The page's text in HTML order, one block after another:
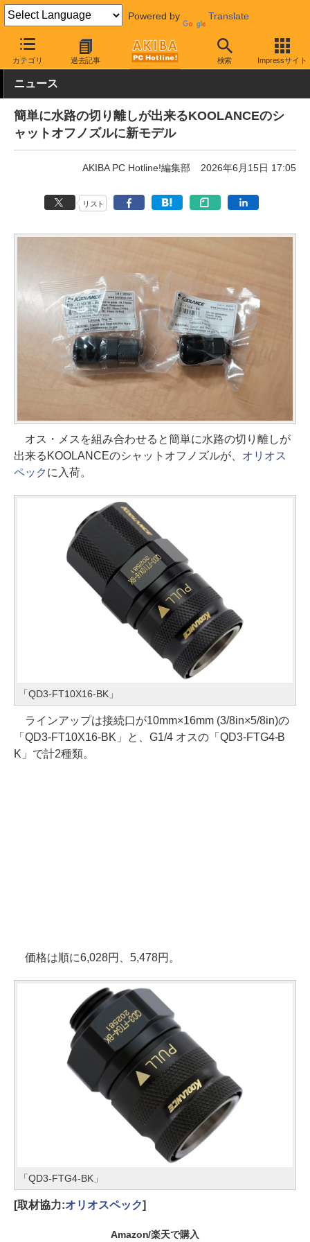
Powered by Translate
カテゴリ 過去記事 検索 Impressサイト
AKIBA PC Hotline! PCパーツ 水冷クーラー・パーツ その他
ニュース
簡単に水路の切り離しが出来るKOOLANCEのシ
ャットオフノズルに新モデル
AKIBA PC Hotline!編集部 2026年6月15日 17:05
リスト
オス・メスを組み合わせると簡単に水路の切り離しが
出来るKOOLANCEのシャットオフノズルが、 オリオス
ペック に入荷。
「QD3-FT10X16-BK」
ラインアップは接続口が10mm×16mm (3/8in×5/8in)の
「QD3-FT10X16-BK」と、G1/4 オスの「QD3-FTG4-B
K」で計2種類。
価格は順に6,028円、5,478円。
「QD3-FTG4-BK」
[取材協力:オリオスペック]
Amazon/楽天で購入